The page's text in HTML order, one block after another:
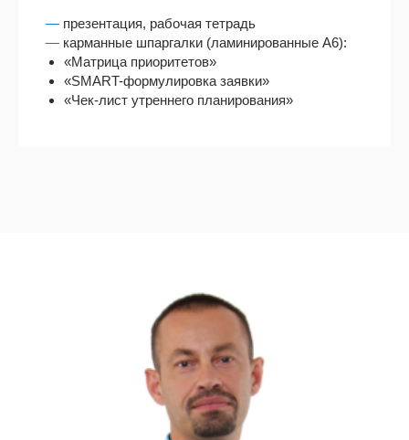
— презентация, рабочая тетрадь
— карманные шпаргалки (ламинированные А6):
«Матрица приоритетов»
«SMART-формулировка заявки»
«Чек-лист утреннего планирования»